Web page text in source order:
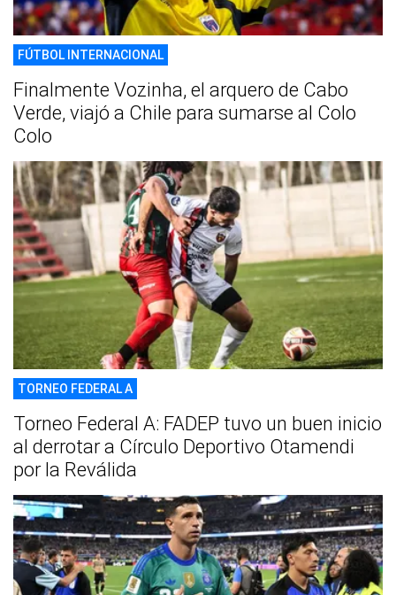
FÚTBOL INTERNACIONAL
Finalmente Vozinha, el arquero de Cabo
Verde, viajó a Chile para sumarse al Colo
Colo
TORNEO FEDERAL A
Torneo Federal A: FADEP tuvo un buen inicio
al derrotar a Círculo Deportivo Otamendi
por la Reválida